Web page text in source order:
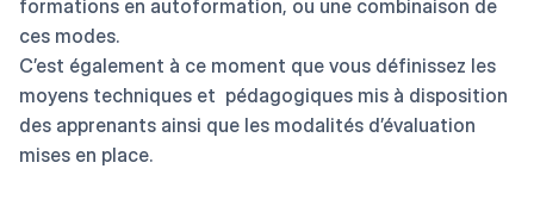
formations en autoformation, ou une combinaison de
ces modes.
C’est également à ce moment que vous définissez les
moyens techniques et pédagogiques mis à disposition
des apprenants ainsi que les modalités d’évaluation
mises en place.